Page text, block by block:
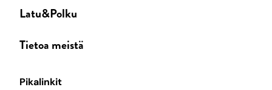
Latu&Polku
Tietoa meistä
Pikalinkit